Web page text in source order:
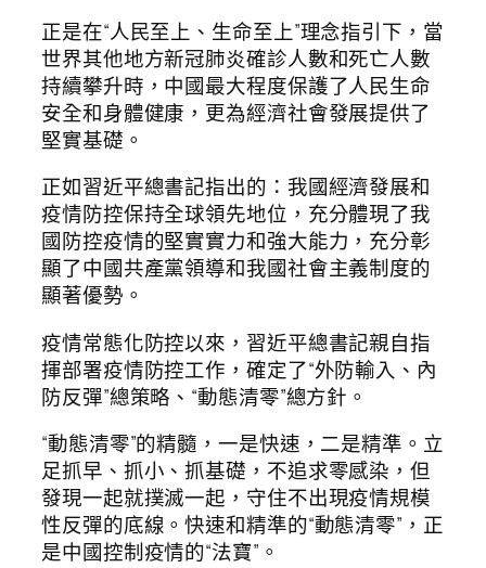
正是在“人民至上、生命至上”理念指引下，當
世界其他地方新冠肺炎確診人數和死亡人數
持續攀升時，中國最大程度保護了人民生命
安全和身體健康，更為經濟社會發展提供了
堅實基礎。
正如習近平總書記指出的：我國經濟發展和
疫情防控保持全球領先地位，充分體現了我
國防控疫情的堅實實力和強大能力，充分彰
顯了中國共產黨領導和我國社會主義制度的
顯著優勢。
疫情常態化防控以來，習近平總書記親自指
揮部署疫情防控工作，確定了“外防輸入、內
防反彈”總策略、“動態清零”總方針。
“動態清零”的精髓，一是快速，二是精準。立
足抓早、抓小、抓基礎，不追求零感染，但
發現一起就撲滅一起，守住不出現疫情規模
性反彈的底線。快速和精準的“動態清零”，正
是中國控制疫情的“法寶”。